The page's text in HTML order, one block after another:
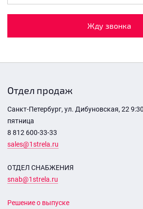
Жду звонка
Отдел продаж
Санкт-Петербург, ул. Дибуновская, 22
пятница
8 812 600-33-33
sales@1strela.ru
ОТДЕЛ СНАБЖЕНИЯ
snab@1strela.ru
Решение о выпуске